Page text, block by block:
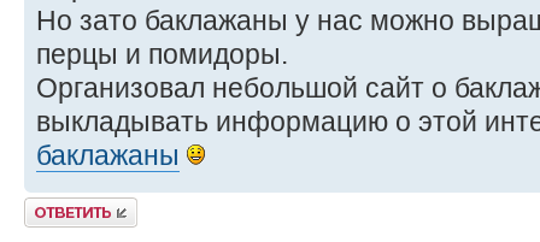
Но зато баклажаны у нас можно
перцы и помидоры.
Организовал небольшой сайт о
выкладывать информацию о этой
баклажаны
Ответить